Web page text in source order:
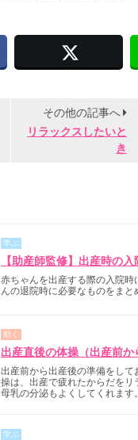
その他の記事へ
リラックスしたいと
き
学ぶ
【助産師監修】出産時の入
赤ちゃんを出産する際の入院時
んの退院時に必要なものをまと
動く
出産直後の体操（出産前か
出産前から出産後の準備をして
操は、出産で疲れたからだをリ
母乳の分泌もよくしてくれます。
学ぶ